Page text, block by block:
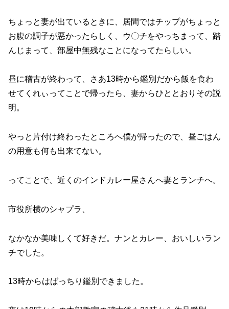
ちょっと妻が出ているときに、居間ではチップがちょっと
お腹の調子が悪かったらしく、ウ〇チをやっちまって、踏
んじまって、部屋中無残なことになってたらしい。
昼に稽古が終わって、さあ13時から鑑別だから飯を食わ
せてくれぃってことで帰ったら、妻からひととおりその説
明。
やっと片付け終わったところへ僕が帰ったので、昼ごはん
の用意も何も出来てない。
ってことで、近くのインドカレー屋さんへ妻とランチへ。
市役所横のシャプラ、
なかなか美味しくて好きだ。ナンとカレー、おいしいラン
チでした。
13時からはばっちり鑑別できました。